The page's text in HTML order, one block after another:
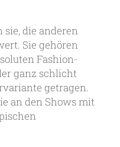
sie, die anderen
Sie gehören
Fashion-
ganz schlicht
getragen.
an den Shows mit